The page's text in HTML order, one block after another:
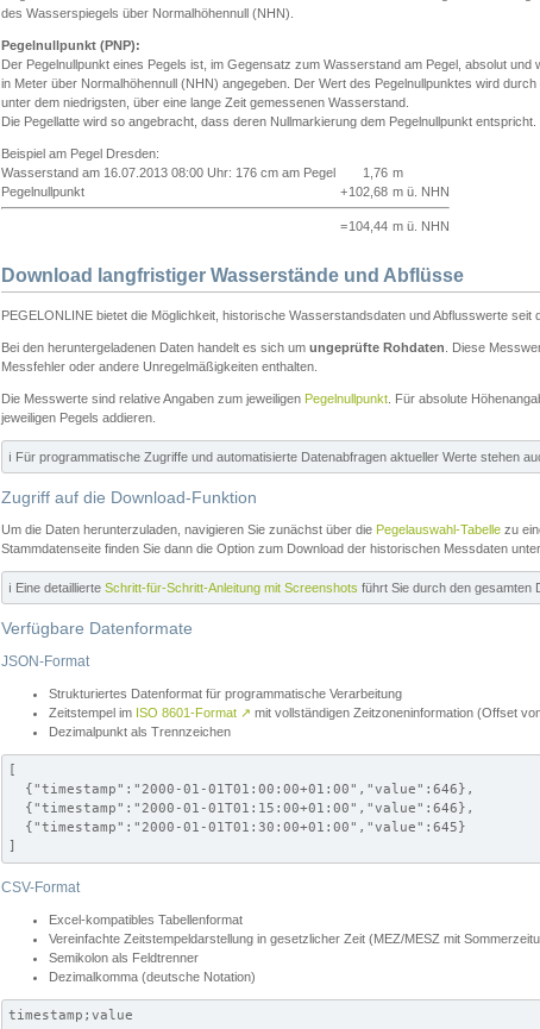
des Wasserspiegels über Normalhöhennull (NHN).
Pegelnullpunkt (PNP):
Der Pegelnullpunkt eines Pegels ist, im Gegensatz zum Wasserstand am Pegel, absolut
in Meter über Normalhöhennull (NHN) angegeben. Der Wert des Pegelnullpunktes wird
unter dem niedrigsten, über eine lange Zeit gemessenen Wasserstand.
Die Pegellatte wird so angebracht, dass deren Nullmarkierung dem Pegelnullpunkt entspricht.
Beispiel am Pegel Dresden:
Wasserstand am 16.07.2013 08:00 Uhr: 176 cm am Pegel
1,76 m
Pegelnullpunkt
+102,68 m ü. NHN
=104,44 m ü. NHN
Download langfristiger Wasserstände und Abflüsse
PEGELONLINE bietet die Möglichkeit, historische Wasserstandsdaten und Abflusswerte seit
Bei den heruntergeladenen Daten handelt es sich um ungeprüfte Rohdaten . Diese
Messfehler oder andere Unregelmäßigkeiten enthalten.
Die Messwerte sind relative Angaben zum jeweiligen Pegelnullpunkt . Für absolute
jeweiligen Pegels addieren.
ℹ️ Für programmatische Zugriffe und automatisierte Datenabfragen aktueller Werte stehen
Zugriff auf die Download-Funktion
Um die Daten herunterzuladen, navigieren Sie zunächst über die Pegelauswahl-Tabelle zu
Stammdatenseite finden Sie dann die Option zum Download der historischen Messdaten
ℹ️ Eine detaillierte Schritt-für-Schritt-Anleitung mit Screenshots führt Sie durch den gesamten
Verfügbare Datenformate
JSON-Format
Strukturiertes Datenformat für programmatische Verarbeitung
Zeitstempel im ISO 8601-Format ↗ mit vollständigen Zeitzoneninformation (Offset
Dezimalpunkt als Trennzeichen
[
  {"timestamp":"2000-01-01T01:00:00+01:00","value":646},
  {"timestamp":"2000-01-01T01:15:00+01:00","value":646},
  {"timestamp":"2000-01-01T01:30:00+01:00","value":645}
]
CSV-Format
Excel-kompatibles Tabellenformat
Vereinfachte Zeitstempeldarstellung in gesetzlicher Zeit (MEZ/MESZ mit
Semikolon als Feldtrenner
Dezimalkomma (deutsche Notation)
timestamp;value